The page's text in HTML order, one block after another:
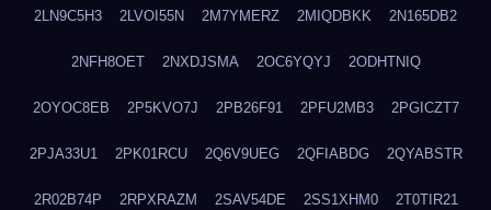
2LN9C5H3 2LVOI55N 2M7YMERZ 2MIQDBKK 2N165DB2
2NFH8OET 2NXDJSMA 2OC6YQYJ 2ODHTNIQ
2OYOC8EB 2P5KVO7J 2PB26F91 2PFU2MB3 2PGICZT7
2PJA33U1 2PK01RCU 2Q6V9UEG 2QFIABDG 2QYABSTR
2R02B74P 2RPXRAZM 2SAV54DE 2SS1XHM0 2T0TIR21